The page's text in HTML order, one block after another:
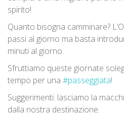
spirito!
Quanto bisogna camminare?
passi al giorno ma basta
minuti al giorno.
Sfruttiamo queste giornate
tempo per una #passeggiata!
Suggerimenti: lasciamo la
dalla nostra destinazione.